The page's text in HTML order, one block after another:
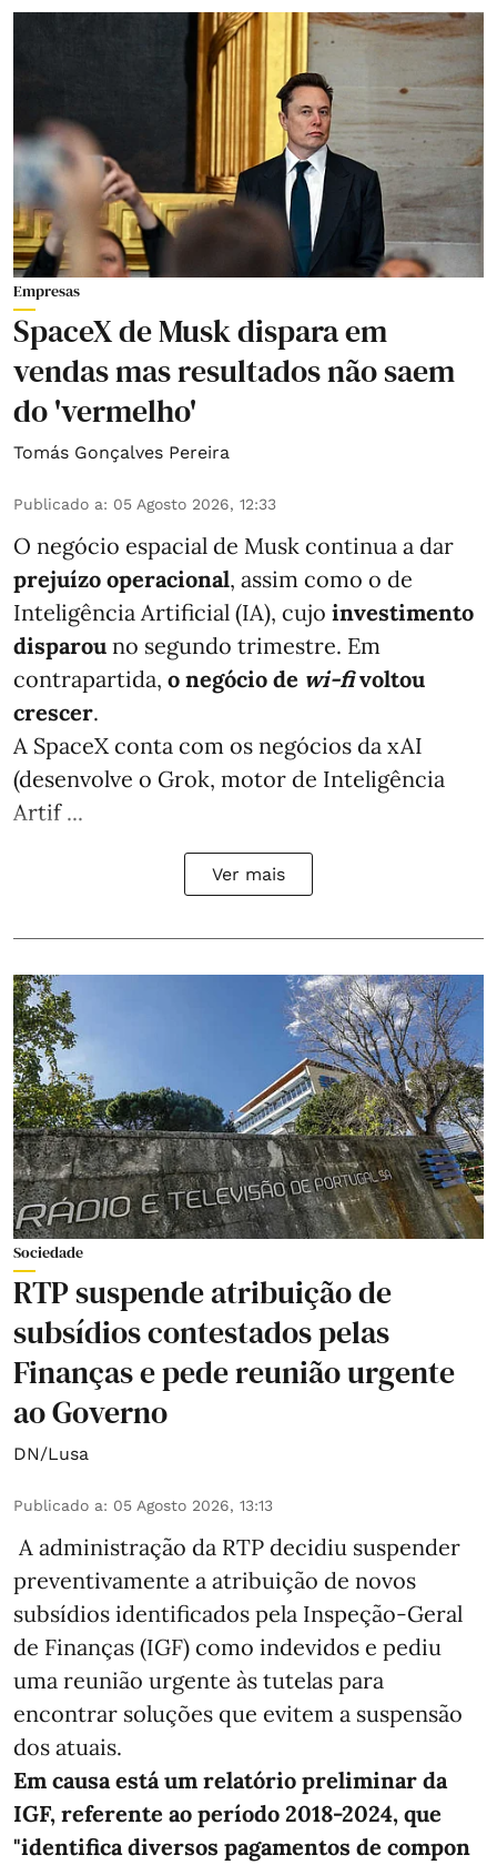
Empresas
SpaceX de Musk dispara em
vendas mas resultados não saem
do 'vermelho'
Tomás Gonçalves Pereira
Publicado a: 05 Agosto 2026, 12:33
O negócio espacial de Musk continua a dar
prejuízo operacional, assim como o de
Inteligência Artificial (IA), cujo investimento
disparou no segundo trimestre. Em
contrapartida, o negócio de wi-fivoltou
crescer.
A SpaceX conta com os negócios da xAI
(desenvolve o Grok, motor de Inteligência
Artif ...
Ver mais
Sociedade
RTP suspende atribuição de
subsídios contestados pelas
Finanças e pede reunião urgente
ao Governo
DN/Lusa
Publicado a: 05 Agosto 2026, 13:13
A administração da RTP decidiu suspender
preventivamente a atribuição de novos
subsídios identificados pela Inspeção-Geral
de Finanças (IGF) como indevidos e pediu
uma reunião urgente às tutelas para
encontrar soluções que evitem a suspensão
dos atuais.
Em causa está um relatório preliminar da
IGF, referente ao período 2018-2024, que
"identifica diversos pagamentos de compon